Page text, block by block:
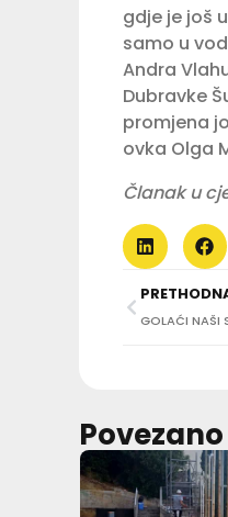
gdje je još
samo u
Andra
Dubravke
promjena
ovka Olga
Članak u
GOLAĆI
Povezano